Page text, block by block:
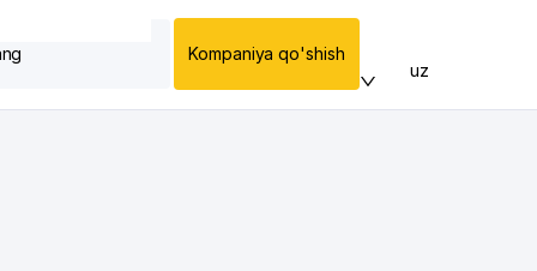
Kompaniya qo'shish
uz